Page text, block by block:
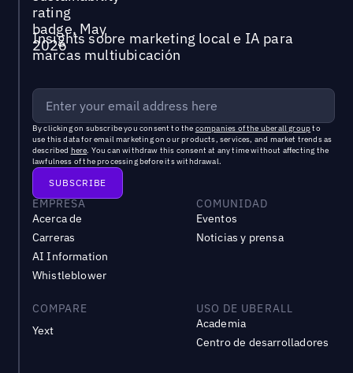
Insights sobre marketing local e IA para
marcas multiubicación
By clicking on subscribe you consent to the companies of the uberall groupto
use this data for email marketing on our products, services, and market trends as
described here. You can withdraw this consent at any time without affecting the
lawfulness of the processing before its withdrawal.
EMPRESA
Acerca de
Carreras
AI Information
Whistleblower
COMUNIDAD
Eventos
Noticias y prensa
COMPARE
Yext
USO DE UBERALL
Academia
Centro de desarrolladores